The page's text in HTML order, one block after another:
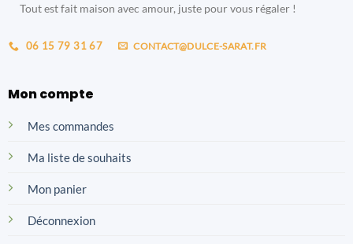
Tout est fait maison avec amour, juste pour vous régaler !
06 15 79 31 67 CONTACT@DULCE-SARAT.FR
Mon compte
Mes commandes
Ma liste de souhaits
Mon panier
Déconnexion